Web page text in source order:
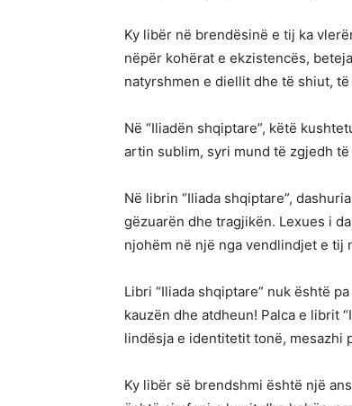
Ky libër në brendësinë e tij ka
nëpër kohërat e ekzistencës,
natyrshmen e diellit dhe të shiut,
Në “Iliadën shqiptare”, këtë
artin sublim, syri mund të zgjedh
Në librin “Iliada shqiptare”,
gëzuarën dhe tragjikën. Lexues i
njohëm në një nga vendlindjet e tij
Libri “Iliada shqiptare” nuk është
kauzën dhe atdheun! Palca e librit
lindësja e identitetit tonë, mesazhi
Ky libër së brendshmi është një